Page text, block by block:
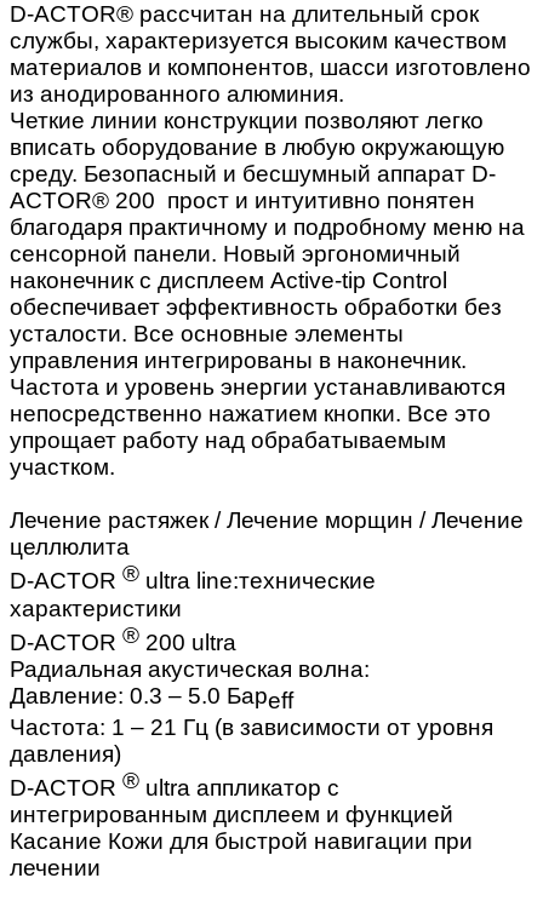
D-ACTOR® рассчитан на длительный срок
службы, характеризуется высоким качеством
материалов и компонентов, шасси изготовлено
из анодированного алюминия.
Четкие линии конструкции позволяют легко
вписать оборудование в любую окружающую
среду. Безопасный и бесшумный аппарат D-
ACTOR® 200 прост и интуитивно понятен
благодаря практичному и подробному меню на
сенсорной панели. Новый эргономичный
наконечник с дисплеем Active-tip Control
обеспечивает эффективность обработки без
усталости. Все основные элементы
управления интегрированы в наконечник.
Частота и уровень энергии устанавливаются
непосредственно нажатием кнопки. Все это
упрощает работу над обрабатываемым
участком.
Лечение растяжек / Лечение морщин / Лечение
целлюлита
D-ACTOR ® ultra line:технические
характеристики
D-ACTOR ® 200 ultra
Радиальная акустическая волна:
Давление: 0.3 – 5.0 Барeff
Частота: 1 – 21 Гц (в зависимости от уровня
давления)
D-ACTOR ® ultra аппликатор с
интегрированным дисплеем и функцией
Касание Кожи для быстрой навигации при
лечении